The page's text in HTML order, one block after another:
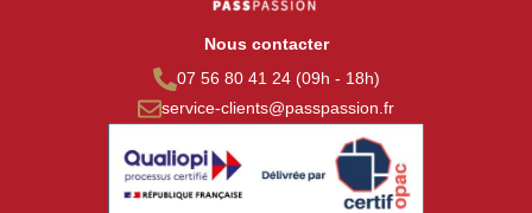
Nous contacter
07 56 80 41 24 (09h - 18h)
service-clients@passpassion.fr